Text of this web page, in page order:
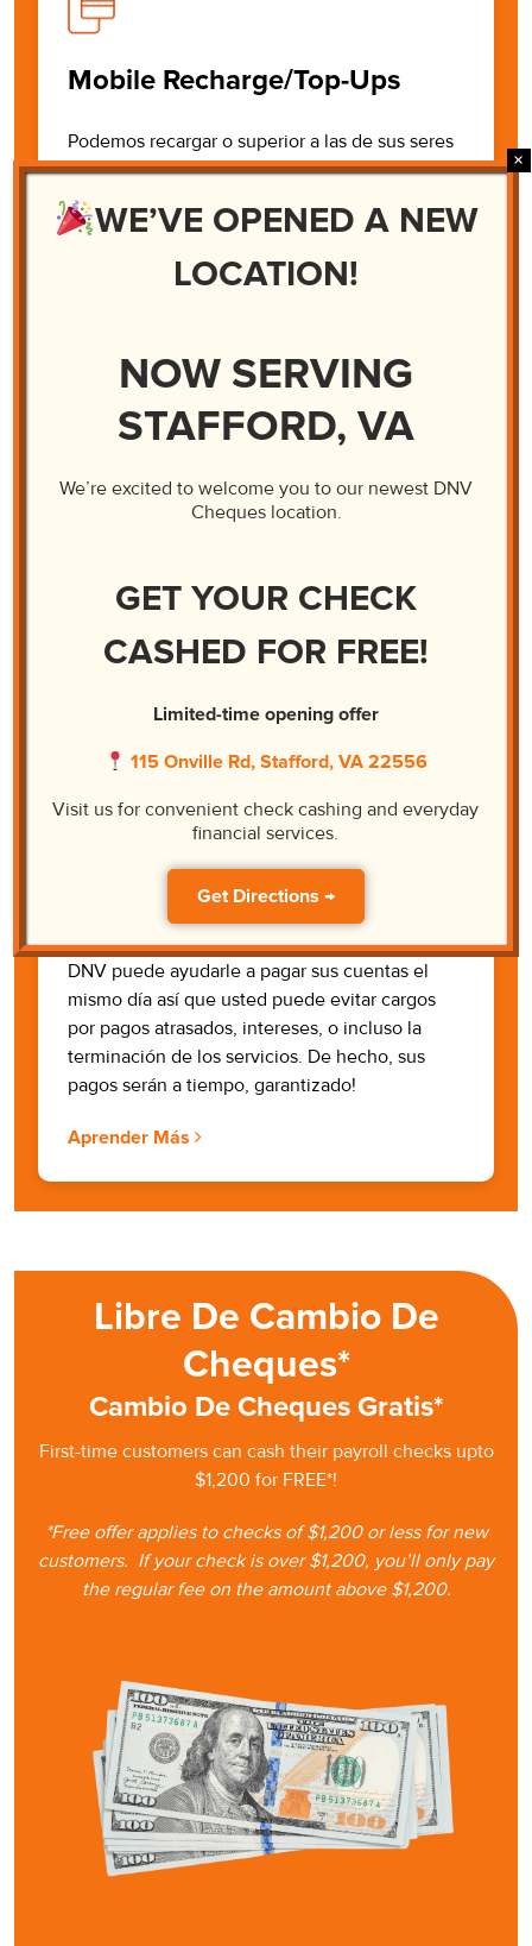
Mobile Recharge/Top-Ups
Podemos recargar o superior a las de sus seres
queridos teléfonos en el extranjero. En DNV,
podemos hacer que el teléfono proceso de
recarga rápida y fácil. Es sólo un proceso de
Las Órdenes De Dinero
realizar los pagos a alguien que no va a aceptar
procesar su orden de dinero rápidamente.
Aprender Más
Pago De Factura
DNV puede ayudarle a pagar sus cuentas el
mismo día así que usted puede evitar cargos
por pagos atrasados, intereses, o incluso la
terminación de los servicios. De hecho, sus
pagos serán a tiempo, garantizado!
Aprender Más
Libre De Cambio De
Cheques*
Cambio De Cheques Gratis*
First-time customers can cash theirpayroll checks upto
$1,200 for FREE*!
*Free offer applies to checks of $1,200 or less for new
customers. If your check is over $1,200, you’ll only pay
the regular fee on the amount above $1,200.
WE’VE OPENED A NEW
LOCATION!
NOW SERVING
STAFFORD, VA
We’re excited to welcome you to our newest DNV
Cheques location.
GET YOUR CHECK
CASHED FOR FREE!
Limited-time opening offer
115 Onville Rd, Stafford, VA 22556
Visit us for convenient check cashing and everyday
financial services.
Get Directions →